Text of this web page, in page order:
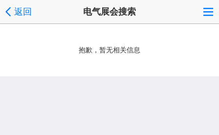
返回 电气展会搜索
抱歉，暂无相关信息